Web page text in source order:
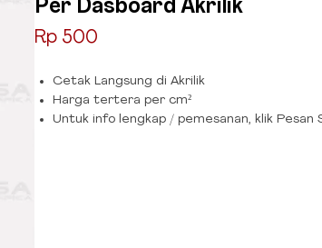
Per Dasboard Akrilik
Rp 500
Cetak Langsung di Akrilik
Harga tertera per cm²
Untuk info lengkap / pemesanan, klik Pesan